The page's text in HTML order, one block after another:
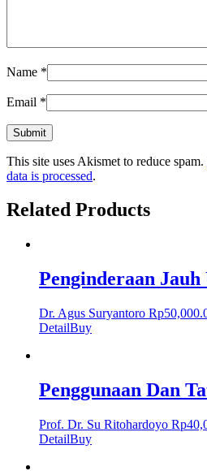
Name *
Email *
This site uses Akismet to reduce spam.
data is processed.
Related Products
Penginderaan
Dr. Agus Suryantoro Rp
DetailBuy
Penggunaan Dan
Prof. Dr. Su Ritohardoyo Rp
DetailBuy